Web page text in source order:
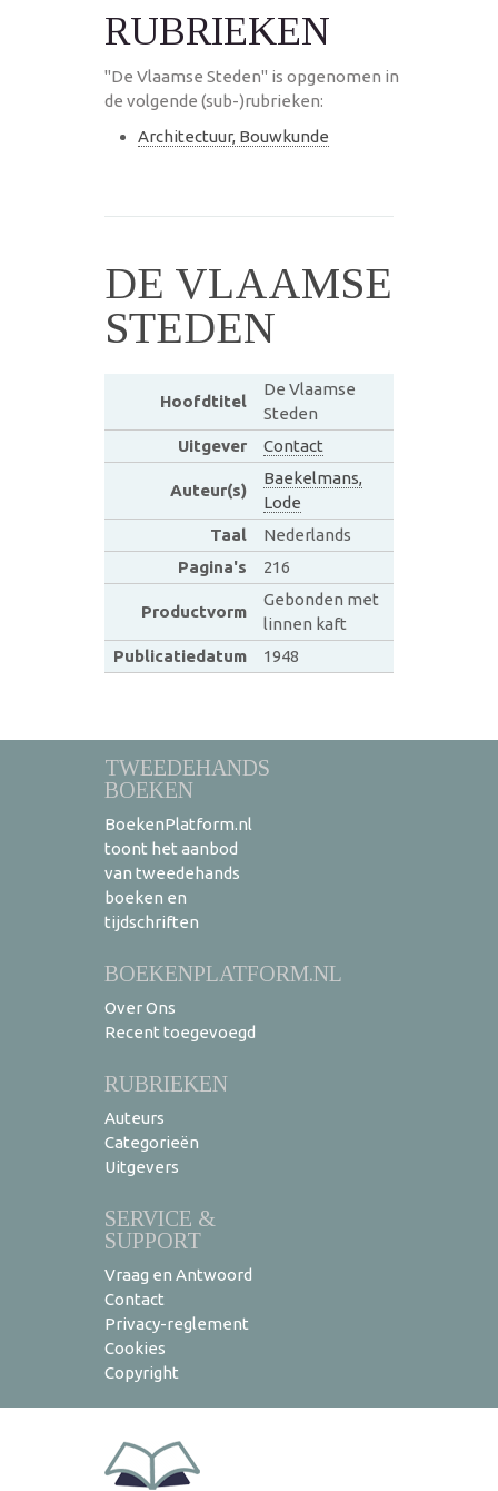
RUBRIEKEN
"De Vlaamse Steden" is opgenomen in
de volgende (sub-)rubrieken:
Architectuur, Bouwkunde
DE VLAAMSE
STEDEN
Hoofdtitel
De Vlaamse
Steden
Uitgever
Contact
Auteur(s)
Baekelmans,
Lode
Taal
Nederlands
Pagina's
216
Productvorm
Gebonden met
linnen kaft
Publicatiedatum
1948
TWEEDEHANDS
BOEKEN
BoekenPlatform.nl
toont het aanbod
van tweedehands
boeken en
tijdschriften
BOEKENPLATFORM.NL
Over Ons
Recent toegevoegd
RUBRIEKEN
Auteurs
Categorieën
Uitgevers
SERVICE &
SUPPORT
Vraag en Antwoord
Contact
Privacy-reglement
Cookies
Copyright